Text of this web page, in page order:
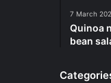
7 March
Quinoa
bean